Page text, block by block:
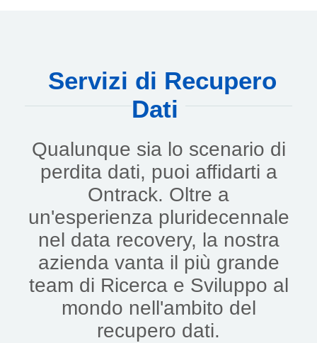
Servizi di Recupero
Dati
Qualunque sia lo scenario di
perdita dati, puoi affidarti a
Ontrack. Oltre a
un'esperienza pluridecennale
nel data recovery, la nostra
azienda vanta il più grande
team di Ricerca e Sviluppo al
mondo nell'ambito del
recupero dati.